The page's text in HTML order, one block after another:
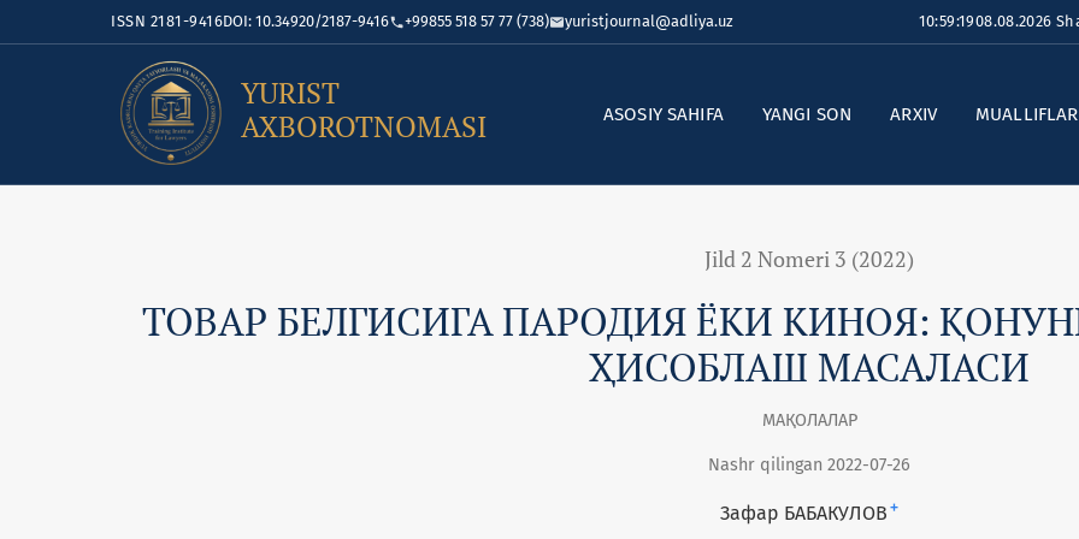
ISSN 2181-9416DOI: 10.34920/2187-9416 +99855 518 57 77 (738) yuristjournal@adliya.uz 10:59:1908.08.2026
YURIST
AXBOROTNOMASI
ASOSIY SAHIFA YANGI SON ARXIV
Jild 2 Nomeri 3 (2022)
ТОВАР БЕЛГИСИГА ПАРОДИЯ ЁКИ КИНОЯ:
ҲИСОБЛАШ МАСАЛАСИ
МАҚОЛАЛАР
Nashr qilingan 2022-07-26
Зафар БАБАКУЛОВ +